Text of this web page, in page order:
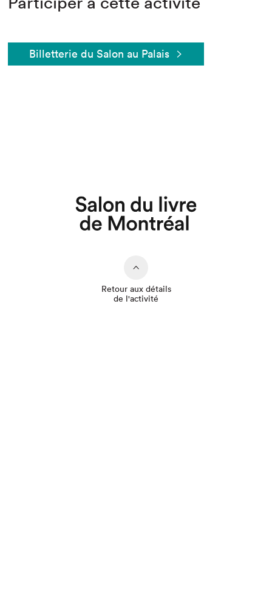
Billetterie du Salon au Palais
Retour aux détails
de l'activité